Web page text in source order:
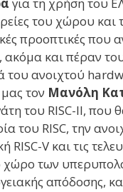
του χώρου και
προοπτικές που
ακόμα και πέραν
του ανοιχτού
τον Μανόλη
του RISC-II, που
του RISC, την
RISC-V και τις
χώρο των
απόδοσης,